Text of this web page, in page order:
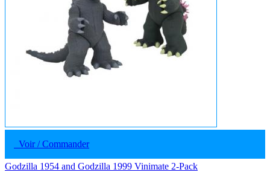
Voir / Commander
Godzilla 1954 and Godzilla 1999 Vinimate 2-Pack